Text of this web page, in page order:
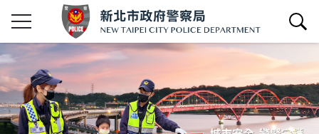
查詢區開關